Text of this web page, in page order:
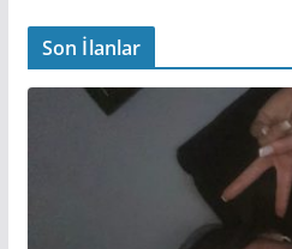
Son İlanlar